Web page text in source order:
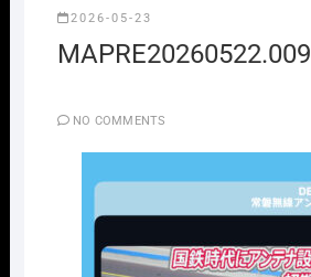
2026-05-23
MAPRE20260522.009
NO COMMENTS